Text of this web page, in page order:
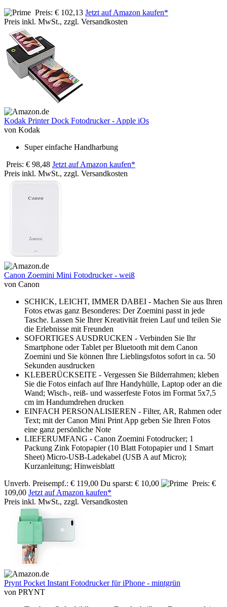
Preis: € 102,13 Jetzt auf Amazon kaufen*
Preis inkl. MwSt., zzgl. Versandkosten
Kodak Printer Dock Fotodrucker - Apple iOs
von Kodak
Super einfache Handharbung
Preis: € 98,48 Jetzt auf Amazon kaufen*
Preis inkl. MwSt., zzgl. Versandkosten
Canon Zoemini Mini Fotodrucker - weiß
von Canon
SCHICK, LEICHT, IMMER DABEI - Machen Sie aus Ihren
Fotos etwas ganz Besonderes: Der Zoemini passt in jede
Tasche. Lassen Sie Ihrer Kreativität freien Lauf und teilen Sie
die Erlebnisse mit Freunden
SOFORTIGES AUSDRUCKEN - Verbinden Sie Ihr
Smartphone oder Tablet per Bluetooth mit dem Canon
Zoemini und Sie können Ihre Lieblingsfotos sofort in ca. 50
Sekunden ausdrucken
KLEBERÜCKSEITE - Vergessen Sie Bilderrahmen; kleben
Sie die Fotos einfach auf Ihre Handyhülle, Laptop oder an die
Wand; Wisch-, reiß- und wasserfeste Fotos im Format 5x7,5
cm im Handumdrehen drucken
EINFACH PERSONALISIEREN - Filter, AR, Rahmen oder
Text; mit der Canon Mini Print App geben Sie Ihren Fotos
eine ganz persönliche Note
LIEFERUMFANG - Canon Zoemini Fotodrucker; 1
Packung Zink Fotopapier (10 Blatt Fotopapier und 1 Smart
Sheet) Micro-USB-Ladekabel (USB A auf Micro);
Kurzanleitung; Hinweisblatt
Unverb. Preisempf.: € 119,00 Du sparst: € 10,00
Preis: €
109,00 Jetzt auf Amazon kaufen*
Preis inkl. MwSt., zzgl. Versandkosten
Prynt Pocket Instant Fotodrucker für iPhone - mintgrün
von PRYNT